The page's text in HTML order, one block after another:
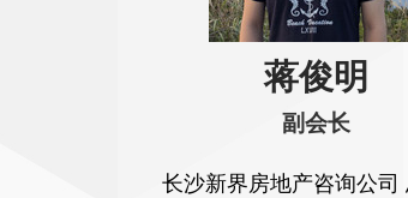
蒋俊明
副会长
长沙新界房地产咨询公司